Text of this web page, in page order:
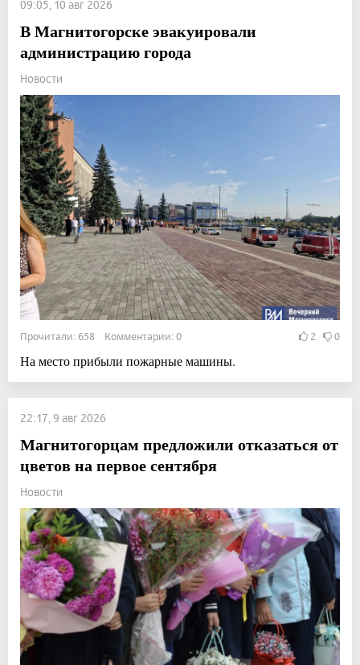
09:05, 10 авг 2026
В Магнитогорске эвакуировали
администрацию города
Новости
Прочитали: 658 Комментарии: 0 2 0
На место прибыли пожарные машины.
22:17, 9 авг 2026
Магнитогорцам предложили отказаться от
цветов на первое сентября
Новости